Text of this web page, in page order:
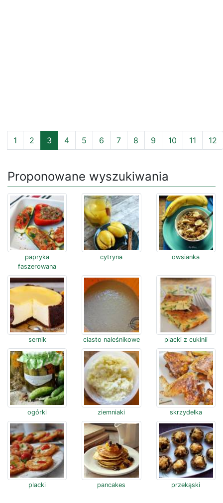
1 2 3 4 5 6 7 8 9 10 11 12
Proponowane wyszukiwania
papryka
faszerowana
cytryna owsianka
sernik ciasto naleśnikowe placki z cukinii
ogórki ziemniaki skrzydełka
placki pancakes przekąski